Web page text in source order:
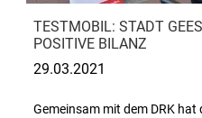
TESTMOBIL: STADT
POSITIVE BILANZ
29.03.2021
Gemeinsam mit dem DRK hat